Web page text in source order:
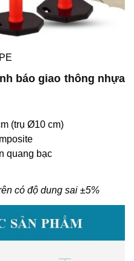
báo giao thông nhựa
(trụ Ø10 cm)
quang bạc
có độ dung sai ±5%